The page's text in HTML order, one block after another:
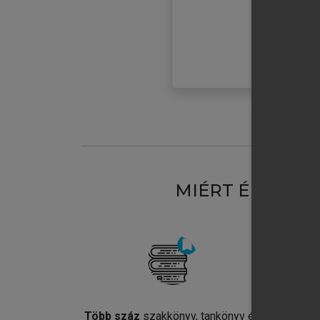
MIÉRT
Több száz szakkönyv, tankönyv és